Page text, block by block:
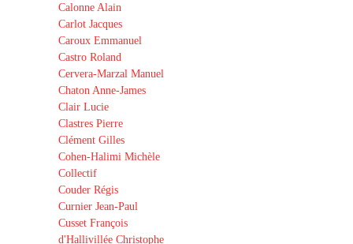
Calonne Alain
Carlot Jacques
Caroux Emmanuel
Castro Roland
Cervera-Marzal Manuel
Chaton Anne-James
Clair Lucie
Clastres Pierre
Clément Gilles
Cohen-Halimi Michèle
Collectif
Couder Régis
Curnier Jean-Paul
Cusset François
d'Hallivillée Christophe